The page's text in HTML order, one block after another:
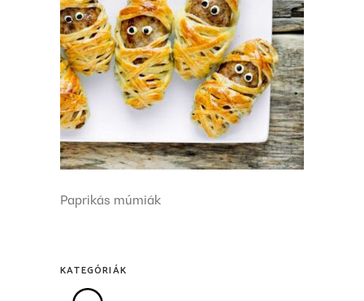
Paprikás múmiák
KATEGÓRIÁK